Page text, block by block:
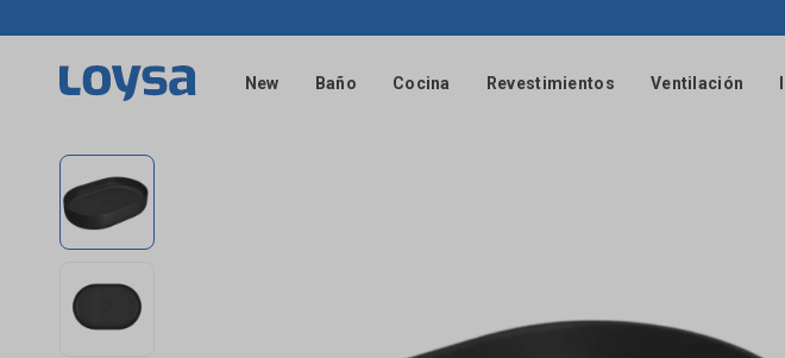
New Baño Cocina Revestimientos Ventilación